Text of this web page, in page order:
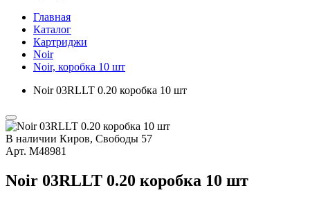
Главная
Каталог
Картриджи
Noir
Noir, коробка 10 шт
Noir 03RLLT 0.20 коробка 10 шт
В наличии Киров, Свободы 57
Арт. М48981
Noir 03RLLT 0.20 коробка 10 шт